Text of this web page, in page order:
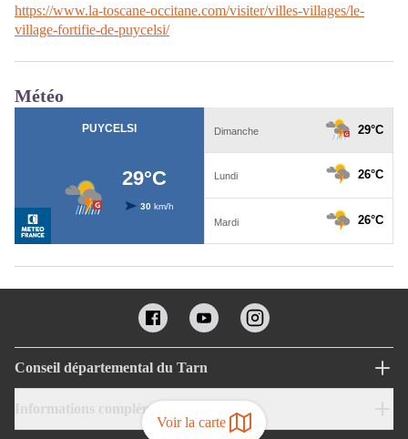
Voir la carte
https://www.la-toscane-occitane.com/visiter/villes-villages/le-
village-fortifie-de-puycelsi/
Météo
Conseil départemental du Tarn
Informations complémentaires